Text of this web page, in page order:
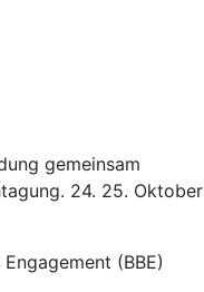
gemeinsam
24. 25. Oktober
(BBE)